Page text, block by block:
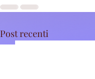
Post recenti